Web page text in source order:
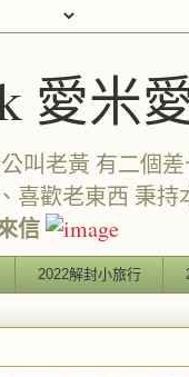
愛米
叫老黃 有二個
喜歡老東西 秉
信
2022解封小旅行